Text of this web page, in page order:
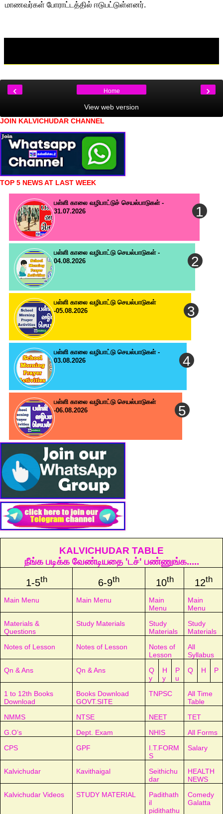
மாணவர்கள் போராட்டத்தில் ஈடுபட்டுள்ளனர்.
‹ ›
Home
View web version
JOIN KALVICHUDAR CHANNEL
TOP 5 NEWS AT LAST WEEK
பள்ளி காலை வழிபாட்டுச் செயல்பாடுகள் -
31.07.2026
பள்ளி காலை வழிபாட்டு செயல்பாடுகள் -
04.08.2026
பள்ளி காலை வழிபாட்டு செயல்பாடுகள்
-05.08.2026
பள்ளி காலை வழிபாட்டு செயல்பாடுகள் -
03.08.2026
பள்ளி காலை வழிபாட்டு செயல்பாடுகள்
-06.08.2026
KALVICHUDAR TABLE
நீங்க படிக்க வேண்டியதை 'டச்' பண்ணுங்க.....
1-5th 6-9th 10th 12th
Main Menu Main Menu
Main
Menu
Main
Menu
Materials &
Questions
Study Materials
Study
Materials
Study
Materials
Notes of Lesson
Notes of Lesson
Notes of
Lesson
All
Syllabus
Qn & Ans
Qn & Ans
Q
y
H
y
P
u
Q H P
1 to 12th Books
Download
Books Download
GOVT.SITE
TNPSC
All Time
Table
NMMS
NTSE NEET
TET
G.O’s
Dept. Exam NHIS
All Forms
CPS
GPF
I.T.FORM
S
Salary
Kalvichudar Kavithaigal
Seithichu
dar
HEALTH
NEWS
Kalvichudar Videos
STUDY MATERIAL
Padithath
il
pidithathu
Comedy
Galatta